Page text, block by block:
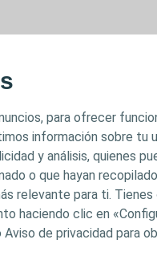
para ofrecer
información sobre tu
y análisis, quienes
o que hayan
relevante para ti. Tienes
haciendo clic en
de privacidad para
lápiz labial,
por las
con un